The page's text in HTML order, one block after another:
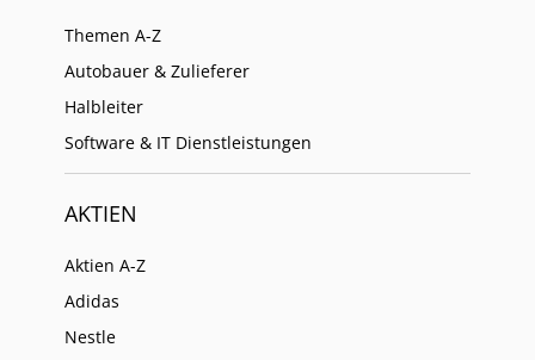
Themen A-Z
Autobauer & Zulieferer
Halbleiter
Software & IT Dienstleistungen
AKTIEN
Aktien A-Z
Adidas
Nestle